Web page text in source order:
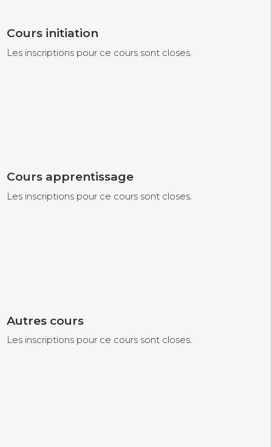
Cours initiation
Les inscriptions pour ce cours sont closes.
Cours apprentissage
Les inscriptions pour ce cours sont closes.
Autres cours
Les inscriptions pour ce cours sont closes.